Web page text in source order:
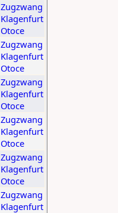
Zugzwang
Klagenfurt
Otoce
Zugzwang
Klagenfurt
Otoce
Zugzwang
Klagenfurt
Otoce
Zugzwang
Klagenfurt
Otoce
Zugzwang
Klagenfurt
Otoce
Zugzwang
Klagenfurt